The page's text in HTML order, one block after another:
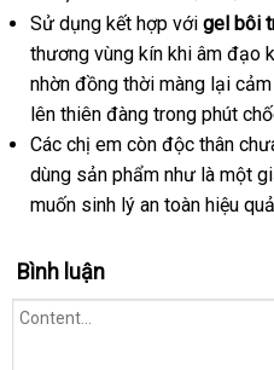
Hít
Một
Hơi
Tê
Cả
Đời
Loan
hành
Sử dụng kết hợp nơi
bán
với gel bôi
thương vùng kín khi âm đạo
nhờn đồng thời màng lại
lên thiên đàng trong phút
Các chị em còn độc thân
dùng sản phẩm như là một
muốn sinh lý an toàn hiệu
Bình luận